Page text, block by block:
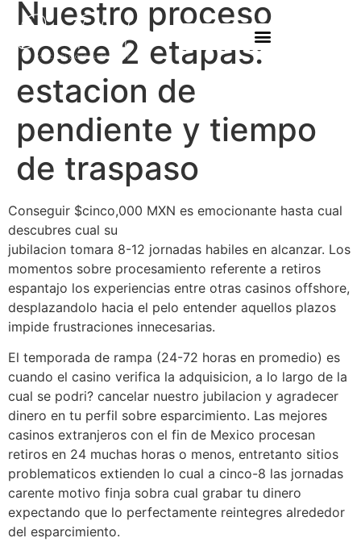
Nuestro proceso
posee 2 etapas:
estacion de
pendiente y tiempo
de traspaso
Conseguir $cinco,000 MXN es emocionante hasta cual
descubres cual su
jubilacion tomara 8-12 jornadas habiles en alcanzar. Los
momentos sobre procesamiento referente a retiros
espantajo los experiencias entre otras casinos offshore,
desplazandolo hacia el pelo entender aquellos plazos
impide frustraciones innecesarias.
El temporada de rampa (24-72 horas en promedio) es
cuando el casino verifica la adquisicion, a lo largo de la
cual se podri? cancelar nuestro jubilacion y agradecer
dinero en tu perfil sobre esparcimiento. Las mejores
casinos extranjeros con el fin de Mexico procesan
retiros en 24 muchas horas o menos, entretanto sitios
problematicos extienden lo cual a cinco-8 las jornadas
carente motivo finja sobra cual grabar tu dinero
expectando que lo perfectamente reintegres alrededor
del esparcimiento.